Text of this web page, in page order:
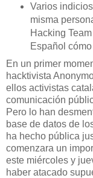
Varios
misma
Hacking
Español
En un primer
hacktivista
ellos activistas
comunicación
Pero lo han
base de datos de
ha hecho pública
comenzara un
este miércoles y
haber atacado